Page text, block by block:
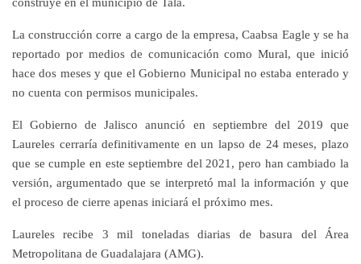
La construcción corre a cargo de la empresa, Caabsa Eagle y se ha
reportado por medios de comunicación como Mural, que inició
hace dos meses y que el Gobierno Municipal no estaba enterado y
no cuenta con permisos municipales.
El Gobierno de Jalisco anunció en septiembre del 2019 que
Laureles cerraría definitivamente en un lapso de 24 meses, plazo
que se cumple en este septiembre del 2021, pero han cambiado la
versión, argumentado que se interpretó mal la información y que
el proceso de cierre apenas iniciará el próximo mes.
Laureles recibe 3 mil toneladas diarias de basura del Área
Metropolitana de Guadalajara (AMG).